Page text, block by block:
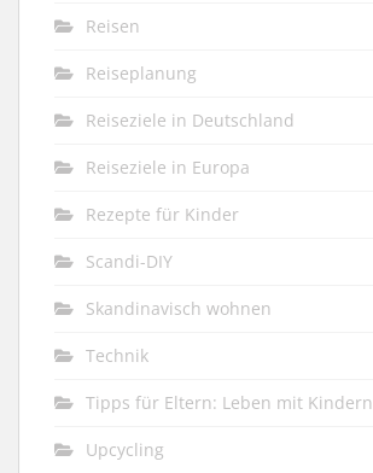
Reisen
Reiseplanung
Reiseziele in Deutschland
Reiseziele in Europa
Rezepte für Kinder
Scandi-DIY
Skandinavisch wohnen
Technik
Tipps für Eltern: Leben mit Kindern
Upcycling